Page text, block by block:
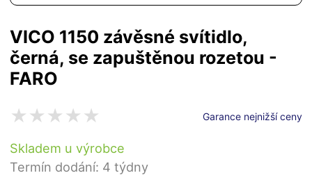
VICO 1150 závěsné svítidlo,
černá, se zapuštěnou rozetou -
FARO
Garance nejnižší ceny
Skladem u výrobce
Termín dodání: 4 týdny